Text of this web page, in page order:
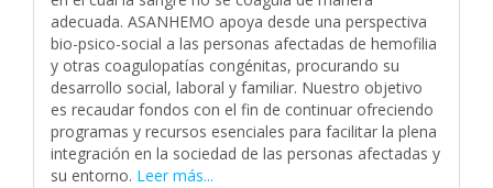
adecuada. ASANHEMO apoya desde una perspectiva
bio-psico-social a las personas afectadas de hemofilia
y otras coagulopatías congénitas, procurando su
desarrollo social, laboral y familiar. Nuestro objetivo
es recaudar fondos con el fin de continuar ofreciendo
programas y recursos esenciales para facilitar la plena
integración en la sociedad de las personas afectadas y
su entorno. Leer más...